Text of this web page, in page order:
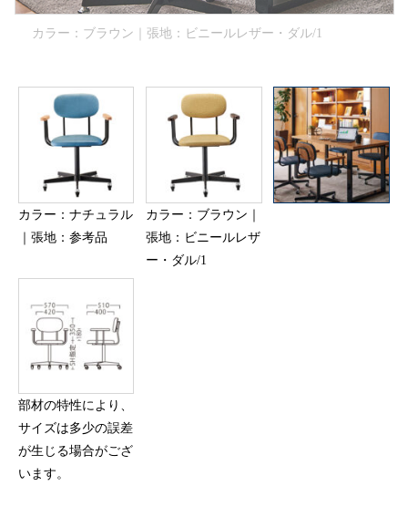
カラー：ナチュラル
｜張地：参考品
カラー：ブラウン｜
張地：ビニールレザ
ー・ダル/1
部材の特性により、
サイズは多少の誤差
が生じる場合がござ
います。